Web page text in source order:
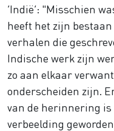
‘Indië’: "Misschien
heeft het zijn
verhalen die
Indische werk zijn
zo aan elkaar
onderscheiden zijn.
van de herinnering is
verbeelding